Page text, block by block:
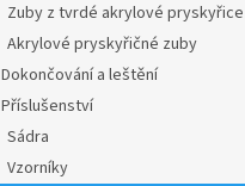
Zuby z tvrdé akrylové pryskyřice
Akrylové pryskyřičné zuby
Dokončování a leštění
Příslušenství
Sádra
Vzorníky